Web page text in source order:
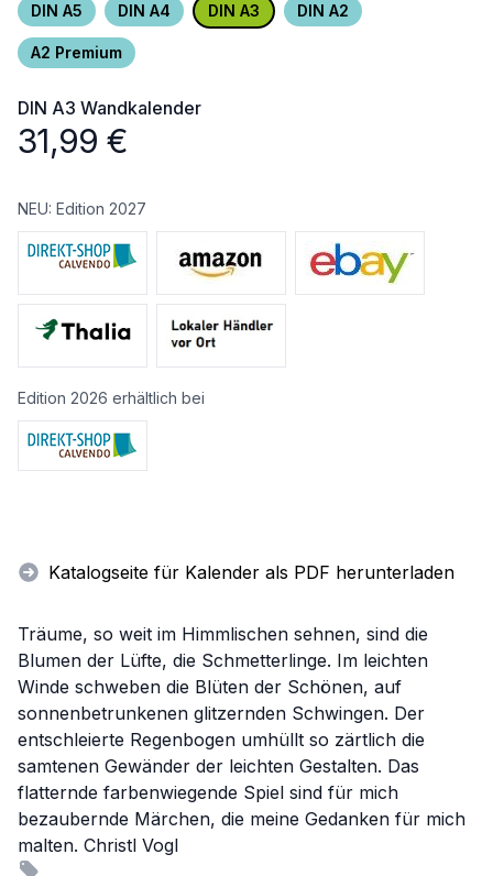
DIN A5 DIN A4 DIN A3 DIN A2
A2 Premium
DIN A3 Wandkalender
31,99 €
NEU: Edition 2027
Edition 2026 erhältlich bei
Katalogseite für Kalender als PDF herunterladen
Träume, so weit im Himmlischen sehnen, sind die
Blumen der Lüfte, die Schmetterlinge. Im leichten
Winde schweben die Blüten der Schönen, auf
sonnenbetrunkenen glitzernden Schwingen. Der
entschleierte Regenbogen umhüllt so zärtlich die
samtenen Gewänder der leichten Gestalten. Das
flatternde farbenwiegende Spiel sind für mich
bezaubernde Märchen, die meine Gedanken für mich
malten. Christl Vogl